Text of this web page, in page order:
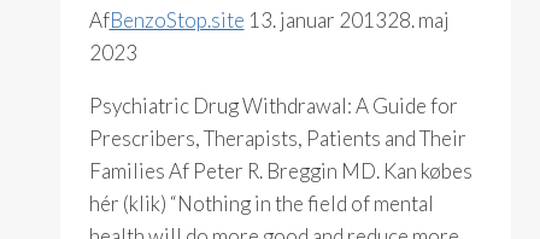
AfBenzoStop.site 13. januar 201328. maj
2023
Psychiatric Drug Withdrawal: A Guide for
Prescribers, Therapists, Patients and Their
Families Af Peter R. Breggin MD. Kan købes
hér (klik) “Nothing in the field of mental